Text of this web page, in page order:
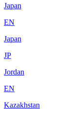
Japan
EN
Japan
JP
Jordan
EN
Kazakhstan